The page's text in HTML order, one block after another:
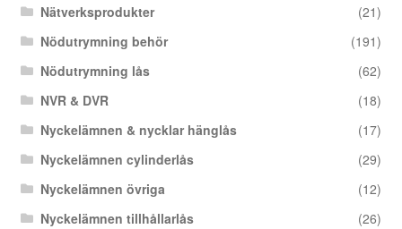
Nätverksprodukter
(21)
Nödutrymning behör
(191)
Nödutrymning lås
(62)
NVR & DVR
(18)
Nyckelämnen & nycklar hänglås
(17)
Nyckelämnen cylinderlås
(29)
Nyckelämnen övriga
(12)
Nyckelämnen tillhållarlås
(26)